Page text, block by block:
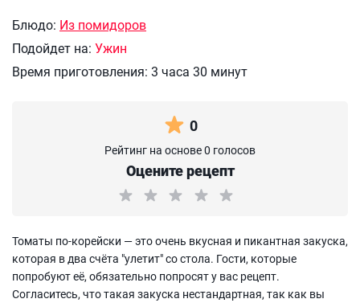
Блюдо: Из помидоров
Подойдет на: Ужин
Время приготовления: 3 часа 30 минут
0
Рейтинг на основе 0 голосов
Оцените рецепт
Томаты по-корейски — это очень вкусная и пикантная закуска,
которая в два счёта "улетит" со стола. Гости, которые
попробуют её, обязательно попросят у вас рецепт.
Согласитесь, что такая закуска нестандартная, так как вы